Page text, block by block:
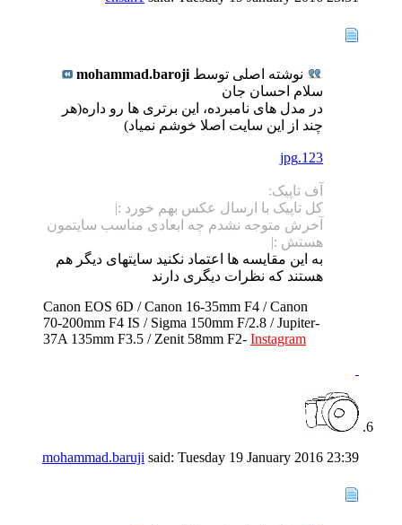
نوشته اصلی توسط mohammad.baroji
سلام احسان جان
در مدل های نامبرده، این برتری ها رو داره(هر
چند از این سایت اصلا خوشم نمیاد)
123.jpg
آف تاپیک:
کل تاپیک با ارسال عکس بهم خورد :|
آخرش متوجه نشدم چه ابعادی مناسب سایتمون
هستش :|
به این مقایسه ها اعتماد نکنید سایتهای دیگر هم
هستند که نظرات دیگری دارند
Canon EOS 6D / Canon 16-35mm F4 / Canon
70-200mm F4 IS / Sigma 150mm F/2.8 / Jupiter-
37A 135mm F3.5 / Zenit 58mm F2- Instagram
mohammad.baruji said: Tuesday 19 January 2016 23:39